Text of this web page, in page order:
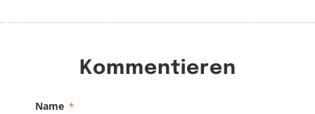
Kommentieren
Name *